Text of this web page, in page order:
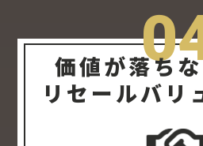
価値が落ちな
リセールバリ